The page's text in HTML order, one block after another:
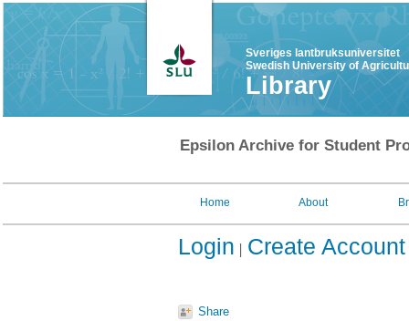
Sveriges lantbruksuniversitet
Swedish University of
Library
Epsilon Archive for Student
Home About
Login Create Account
Share